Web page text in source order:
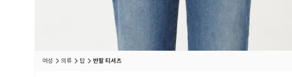
여성 의류 탑 반팔 티셔츠